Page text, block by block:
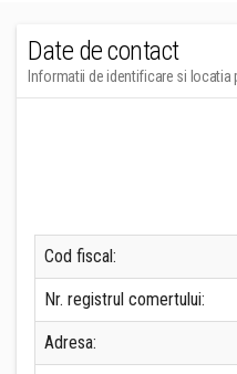
Date de contact
Informatii de identificare si locatia
Cod fiscal:
Nr. registrul comertului:
Adresa: